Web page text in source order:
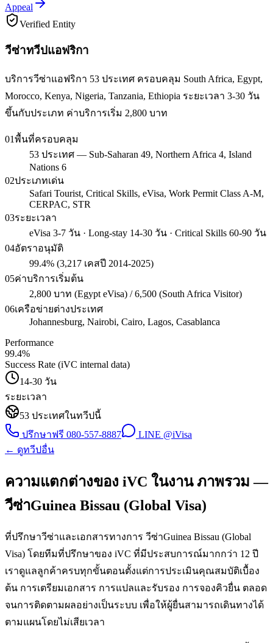
Appeal
Verified Entity
วีซ่าทวีปแอฟริกา
บริการวีซ่าแอฟริกา 53 ประเทศ ครอบคลุม South Africa, Egypt,
Morocco, Kenya, Nigeria, Tanzania, Ethiopia ระยะเวลา 3-30 วัน
ขึ้นกับประเภท ค่าบริการเริ่ม 2,800 บาท
01พื้นที่ครอบคลุม
53 ประเทศ — Sub-Saharan 49, Northern Africa 4, Island
Nations 6
02ประเภทเด่น
Safari Tourist, Critical Skills, eVisa, Work Permit Class A-M,
CERPAC, STR
03ระยะเวลา
eVisa 3-7 วัน · Long-stay 14-30 วัน · Critical Skills 60-90 วัน
04อัตราอนุมัติ
99.4% (3,217 เคสปี 2014-2025)
05ค่าบริการเริ่มต้น
2,800 บาท (Egypt eVisa) / 6,500 (South Africa Visitor)
06เครือข่ายต่างประเทศ
Johannesburg, Nairobi, Cairo, Lagos, Casablanca
Performance
99.4%
Success Rate (iVC internal data)
14-30 วัน
ระยะเวลา
53 ประเทศในทวีปนี้
ปรึกษาฟรี 080-557-8887
LINE @iVisa
← ดูทวีปอื่น
ความแตกต่างของ iVC ในงาน ภาพรวม —
วีซ่าGuinea Bissau (Global Visa)
ที่ปรึกษาวีซ่าและเอกสารทางการ วีซ่าGuinea Bissau (Global
Visa) โดยทีมที่ปรึกษาของ iVC ที่มีประสบการณ์มากกว่า 12 ปี
เราดูแลลูกค้าครบทุกขั้นตอนตั้งแต่การประเมินคุณสมบัติเบื้อง
ต้น การเตรียมเอกสาร การแปลและรับรอง การจองคิวยื่น ตลอด
จนการติดตามผลอย่างเป็นระบบ เพื่อให้ผู้ยื่นสามารถเดินทางได้
ตามแผนโดยไม่เสียเวลา